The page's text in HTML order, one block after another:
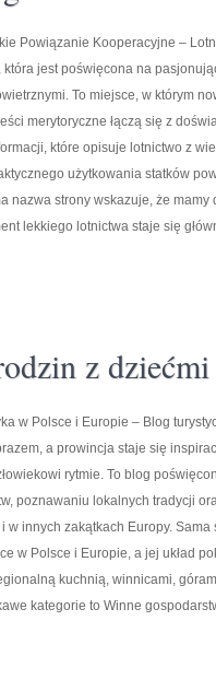
Powiązanie Kooperacyjne –
która jest poświęcona na
To miejsce, w którym
merytoryczne łączą się z
które opisuje lotnictwo z
użytkowania statków
nazwa strony wskazuje, że
lekkiego lotnictwa staje się
z dziećmi
w Polsce i Europie – Blog
a prowincja staje się
rytmie. To blog
poznawaniu lokalnych tradycji
i w innych zakątkach Europy.
w Polsce i Europie, a jej układ
kuchnią, winnicami,
kategorie to Winne